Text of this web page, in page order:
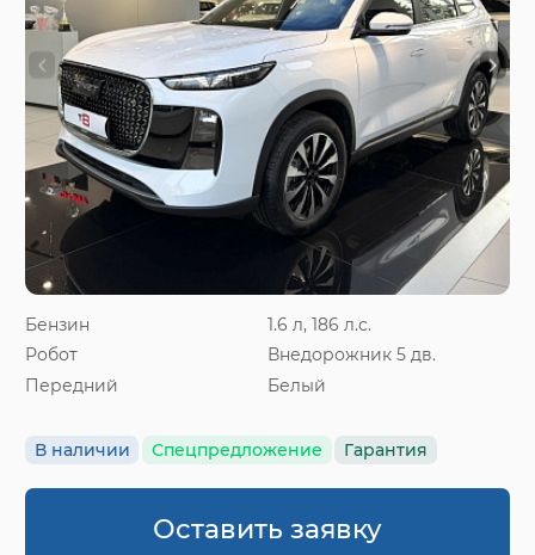
Бензин
1.6 л, 186 л.с.
Робот
Внедорожник 5 дв.
Передний
Белый
В наличии Спецпредложение Гарантия
Оставить заявку